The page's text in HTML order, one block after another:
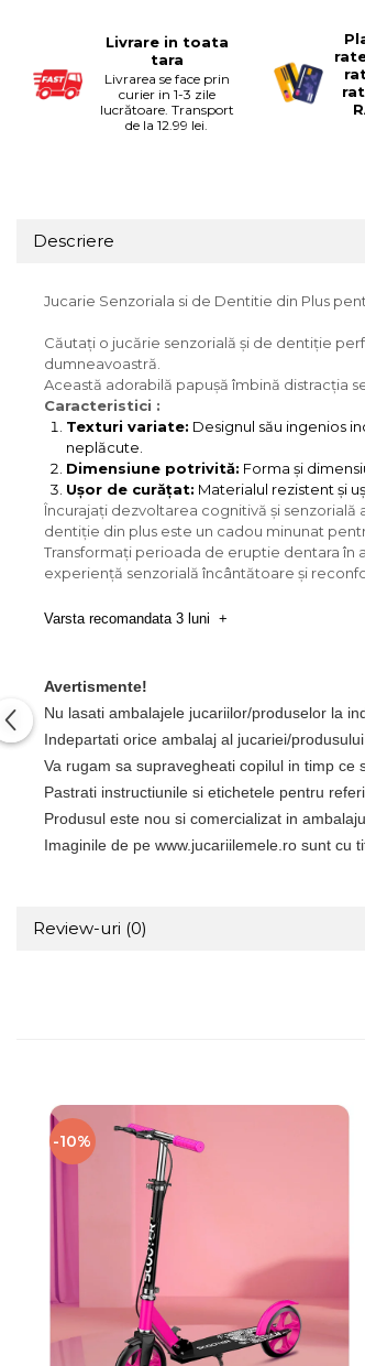
Micul explorator
Nisip kinetic
Pictura, modelaj si accesorii
Tarc joaca cu bile
Livrare in toata
tara
Livrarea se face prin
curier in 1-3 zile
lucrătoare. Transport
de la 12.99 lei.
Descriere
Jucarie Senzoriala si de Dentitie din Plus
Căutați o jucărie senzorială și de dentiție
dumneavoastră.
Această adorabilă papușă îmbină distracția
Caracteristici :
Texturi variate: Designul său ingenios
neplăcute.
Dimensiune potrivită: Forma și
Ușor de curățat: Materialul rezistent și
Încurajați dezvoltarea cognitivă și senzorială
dentiție din plus este un cadou minunat
Transformați perioada de eruptie dentara în
experiență senzorială încântătoare și
Varsta recomandata 3 luni +
Avertismente!
Nu lasati ambalajele jucariilor/produselor la
Indepartati orice ambalaj al jucariei/
Va rugam sa supravegheati copilul in timp ce
Pastrati instructiunile si etichetele pentru
Produsul este nou si comercializat in
Imaginile de pe www. jucariilemele .ro sunt cu
Review-uri (0)
-10%